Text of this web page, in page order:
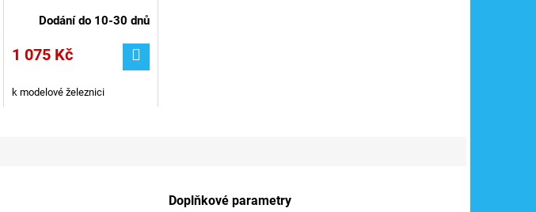
Dodání do 10-30 dnů
1 075 Kč
k modelové železnici
Doplňkové parametry